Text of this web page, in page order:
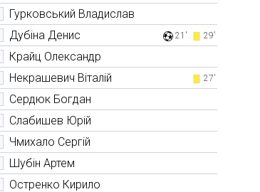
Гурковський Владислав
Дубіна Денис 21' 29'
Крайц Олександр
Некрашевич Віталій 27'
Сердюк Богдан
Слабишев Юрій
Чмихало Сергій
Шубін Артем
Остренко Кирило